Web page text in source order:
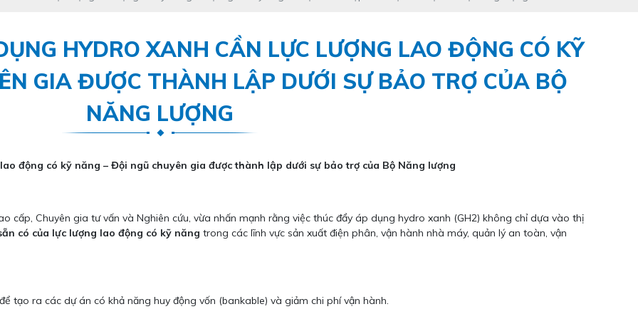
HYDRO XANH CẦN LỰC LƯỢNG LAO ĐỘNG CÓ KỸ
GIA ĐƯỢC THÀNH LẬP DƯỚI SỰ BẢO TRỢ CỦA BỘ
NĂNG LƯỢNG
động có kỹ năng – Đội ngũ chuyên gia được thành lập dưới sự bảo trợ của Bộ Năng lượng
cấp, Chuyên gia tư vấn và Nghiên cứu, vừa nhấn mạnh rằng việc thúc đẩy áp dụng hydro xanh (GH2) không chỉ dựa vào thị
có của lực lượng lao động có kỹ năng trong các lĩnh vực sản xuất điện phân, vận hành nhà máy, quản lý an toàn, vận
tạo ra các dự án có khả năng huy động vốn (bankable) và giảm chi phí vận hành.